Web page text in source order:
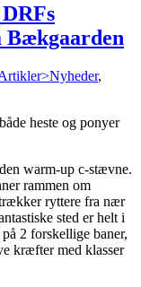
Bækgaarden
,
heste og ponyer
warm-up c-stævne.
rammen om
ryttere fra nær
sted er helt i
2 forskellige baner,
kræfter med klasser